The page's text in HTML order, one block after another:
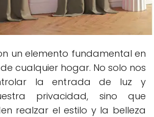
un elemento fundamental en
cualquier hogar. No solo nos
la entrada de luz y
privacidad, sino que
realzar el estilo y la belleza